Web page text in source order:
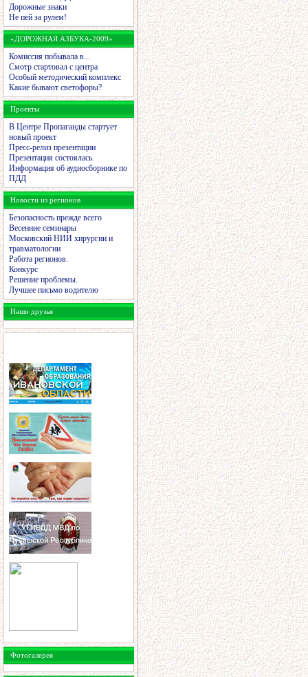
Дорожные знаки
Не пей за рулем!
«ДОРОЖНАЯ АЗБУКА-2009»
Комиссия побывала в...
Смотр стартовал с центра
Особый методический комплекс
Какие бывают светофоры?
Проекты
В Центре Пропаганды стартует
новый проект
Пресс-релиз презентации
Презентация состоялась.
Информация об аудиосборнике по
ПДД
Новости из регионов
Безопасность прежде всего
Весенние семинары
Московский НИИ хирургии и
травматологии
Работа регионов.
Конкурс
Решение проблемы.
Лучшее письмо водителю
Наши друзья
Фотогалерея